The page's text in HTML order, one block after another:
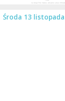
Środa 13 listopada